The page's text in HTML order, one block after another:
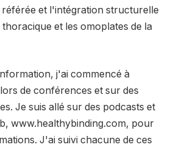
et l'intégration structurelle
et les omoplates de la
j'ai commencé à
de conférences et sur des
Je suis allé sur des podcasts et
www.healthybinding.com, pour
J'ai suivi chacune de ces